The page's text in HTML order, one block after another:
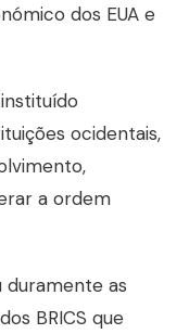
dos EUA e
ocidentais,
a ordem
duramente as
BRICS que